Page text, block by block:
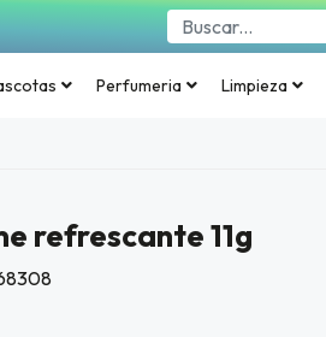
Perfumeria Limpieza
refrescante 11g